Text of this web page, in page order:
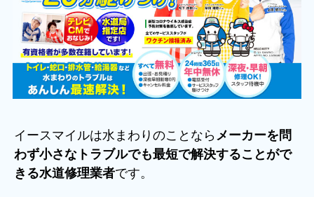
イースマイルは水まわりのことならメーカーを問
わず小さなトラブルでも最短で解決することがで
きる水道修理業者です。